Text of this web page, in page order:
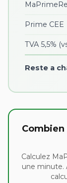
Prime CEE
TVA 5,5%
Reste a
Calculez
une minute.